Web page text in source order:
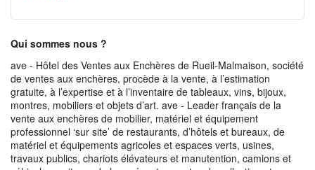
Qui sommes nous ?
ave - Hôtel des Ventes aux Enchères de Rueil-Malmaison, société
de ventes aux enchères, procède à la vente, à l’estimation
gratuite, à l’expertise et à l’inventaire de tableaux, vins, bijoux,
montres, mobiliers et objets d’art. ave - Leader français de la
vente aux enchères de mobilier, matériel et équipement
professionnel ‘sur site’ de restaurants, d’hôtels et bureaux, de
matériel et équipements agricoles et espaces verts, usines,
travaux publics, chariots élévateurs et manutention, camions et